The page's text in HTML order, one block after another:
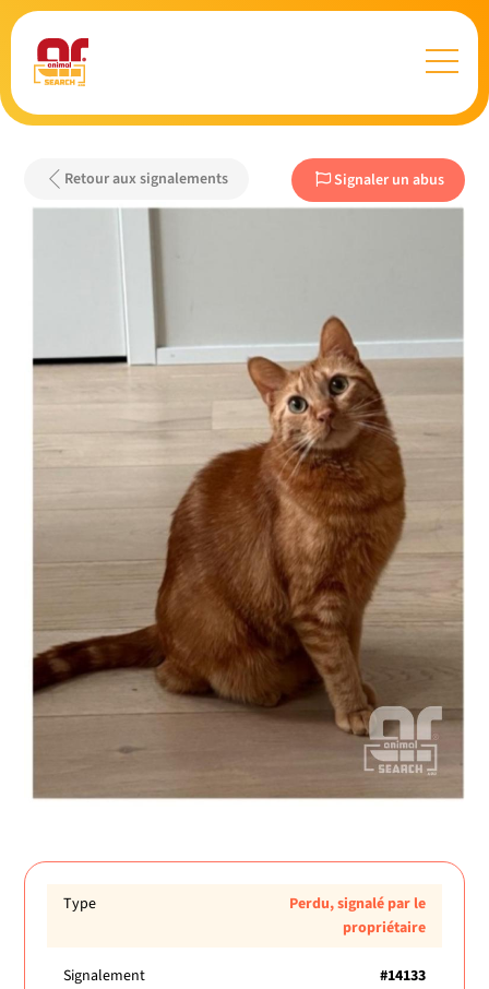
Retour aux signalements Signaler un abus
Type
Perdu, signalé par le
propriétaire
Signalement #14133